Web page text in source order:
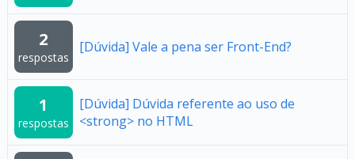
2
respostas
[Dúvida] Vale a pena ser Front-End?
1
respostas
[Dúvida] Dúvida referente ao uso de
<strong> no HTML